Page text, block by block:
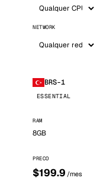
NETWORK
BRS-1
ESSENTIAL
RAM
8GB
PRECO
$199.9 /mes